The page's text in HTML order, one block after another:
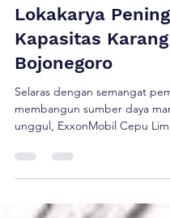
28 Nov 2019
1 menit
Lokakarya
Kapasitas Karang
Bojonegoro
Selaras dengan semangat
unggul, ExxonMobil Cepu
berkolaborasi dengan
Karang Taruna pada tanggal